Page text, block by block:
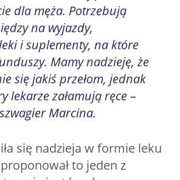
dla męża. Potrzebują
na wyjazdy,
i suplementy, na które
Mamy nadzieję, że
się jakiś przełom, jednak
lekarze załamują ręce –
Marcina.
się nadzieja w formie leku
to jeden z